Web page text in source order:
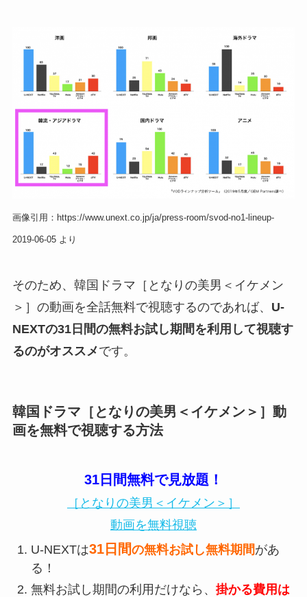
画像引用：https://www.unext.co.jp/ja/press-room/svod-no1-lineup-
2019-06-05 より
そのため、韓国ドラマ［となりの美男＜イケメン
＞］の動画を全話無料で視聴するのであれば、 U-
NEXTの31日間の無料お試し期間を利用して視聴す
るのがオススメです。
韓国ドラマ［となりの美男＜イケメン＞］動
画を無料で視聴する方法
31日間無料で見放題！
［となりの美男＜イケメン＞］
動画を無料視聴
U-NEXTは31日間の無料お試し無料期間があ
る！
無料お試し期間の利用だけなら、 掛かる費用は